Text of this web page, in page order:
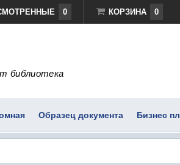
0 КОРЗИНА 0
библиотека
Образец документа Бизнес